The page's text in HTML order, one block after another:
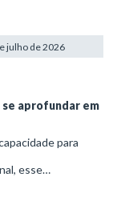
julho de 2026
se aprofundar em
para
esse